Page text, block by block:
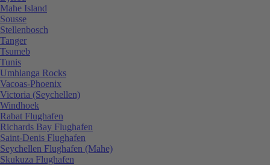
Mahe Island
Sousse
Stellenbosch
Tanger
Tsumeb
Tunis
Umhlanga Rocks
Vacoas-Phoenix
Victoria (Seychellen)
Windhoek
Rabat Flughafen
Richards Bay Flughafen
Saint-Denis Flughafen
Seychellen Flughafen (Mahe)
Skukuza Flughafen